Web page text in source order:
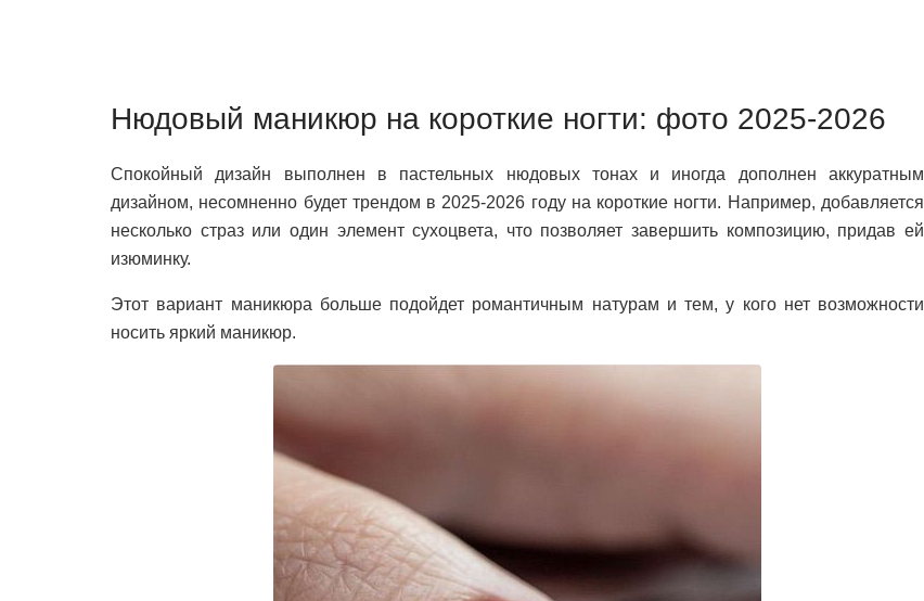
Нюдовый маникюр на короткие ногти: фото 2025-2026
Спокойный дизайн выполнен в пастельных нюдовых тонах и иногда дополнен аккуратным
дизайном, несомненно будет трендом в 2025-2026 году на короткие ногти. Например, добавляется
несколько страз или один элемент сухоцвета, что позволяет завершить композицию, придав ей
изюминку.
Этот вариант маникюра больше подойдет романтичным натурам и тем, у кого нет возможности
носить яркий маникюр.